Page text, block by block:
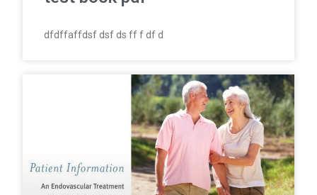
dfdffaffdsf dsf ds ff f df d